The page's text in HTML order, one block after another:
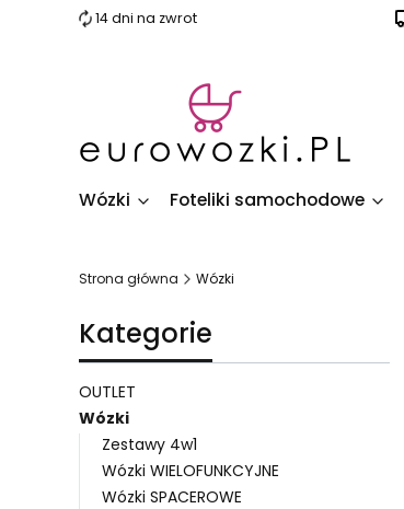
14 dni na zwrot
Wózki Foteliki samochodowe
Strona główna Wózki
Kategorie
OUTLET
Wózki
Zestawy 4w1
Wózki WIELOFUNKCYJNE
Wózki SPACEROWE